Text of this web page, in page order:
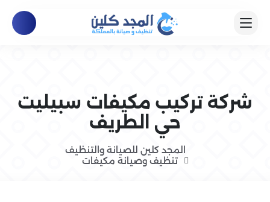
شركة تركيب مكيفات سبيليت
حي الطريف
المجد كلين للصيانة والتنظيف
تنظيف وصيانة مكيفات